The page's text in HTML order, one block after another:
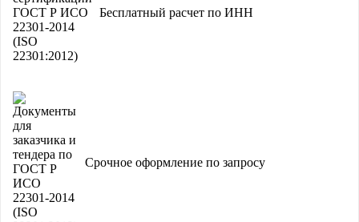
Бесплатный расчет по ИНН
Срочное оформление по запросу